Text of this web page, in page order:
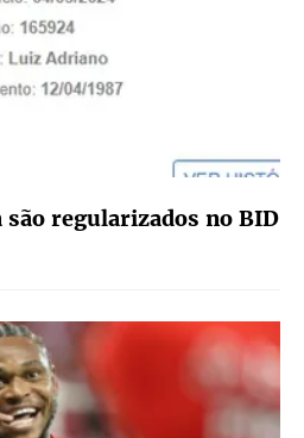
regularizados no BID